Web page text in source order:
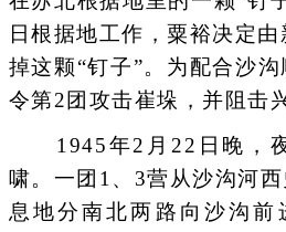
日根据地工作，粟裕决定
掉这颗“钉子”。为配合沙
令第2团攻击崔垛，并阻击
1945年2月22日晚，夜
啸。一团1、3营从沙沟河
息地分南北两路向沙沟前